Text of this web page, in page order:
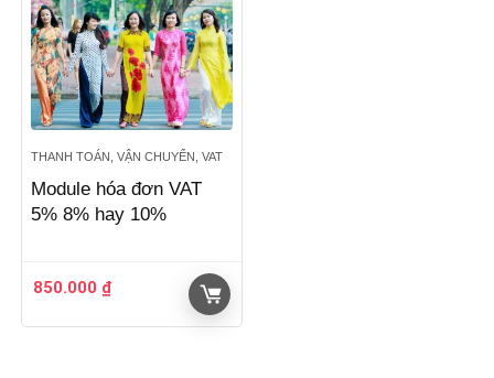
THANH TOÁN, VẬN CHUYỂN, VAT
Module hóa đơn VAT
5% 8% hay 10%
850.000 ₫